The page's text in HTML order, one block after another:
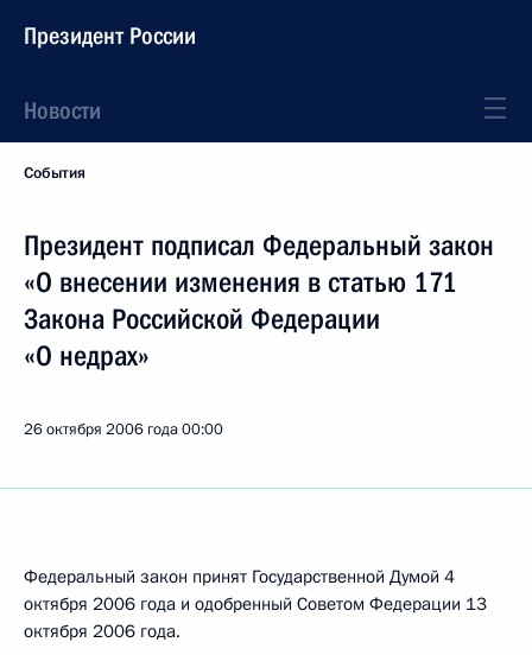
Президент России
Новости
События
Президент подписал Федеральный закон
«О внесении изменения в статью 171
Закона Российской Федерации
«О недрах»
26 октября 2006 года00:00
Федеральный закон принят Государственной Думой 4
октября 2006 года и одобренный Советом Федерации 13
октября 2006 года.